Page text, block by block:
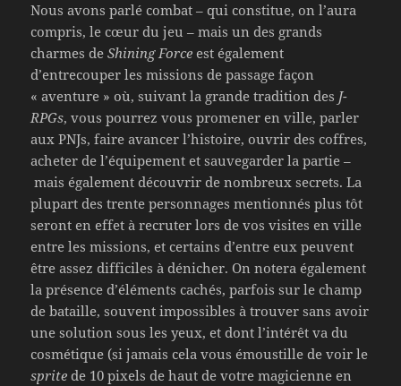
Nous avons parlé combat – qui constitue, on l’aura
compris, le cœur du jeu – mais un des grands
charmes deShining Force est également
d’entrecouper les missions de passage façon
« aventure » où, suivant la grande tradition des J-
RPGs, vous pourrez vous promener en ville, parler
aux PNJs, faire avancer l’histoire, ouvrir des coffres,
acheter de l’équipement et sauvegarder la partie –
mais également découvrir de nombreux secrets. La
plupart des trente personnages mentionnés plus tôt
seront en effet à recruter lors de vos visites en ville
entre les missions, et certains d’entre eux peuvent
être assez difficiles à dénicher. On notera également
la présence d’éléments cachés, parfois sur le champ
de bataille, souvent impossibles à trouver sans avoir
une solution sous les yeux, et dont l’intérêt va du
cosmétique (si jamais cela vous émoustille de voir le
sprite de 10 pixels de haut de votre magicienne en